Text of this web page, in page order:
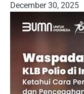
December 30, 2025